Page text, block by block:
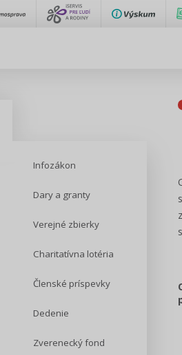
Infozákon
Dary a granty
Verejné zbierky
Charitatívna lotéria
Členské príspevky
Dedenie
Zverenecký fond